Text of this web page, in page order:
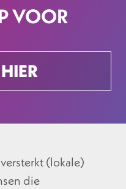
VOOR
(lokale)
die